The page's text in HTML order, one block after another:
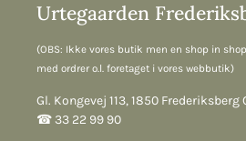
Urtegaarden
(OBS: Ikke vores butik men en shop in
med ordrer o.l. foretaget i vores webbutik)
Gl. Kongevej 113, 1850 Frederiksberg
☎︎ 33 22 99 90